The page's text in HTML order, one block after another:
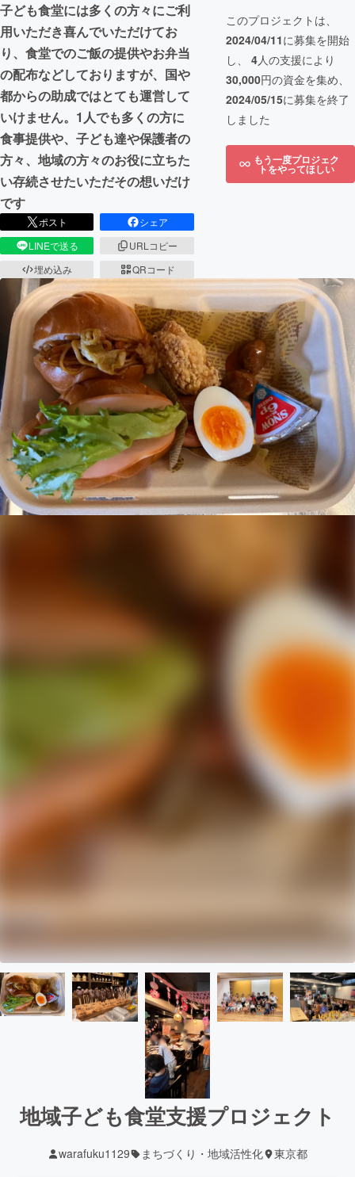
子ども食堂には多くの方々にご利
用いただき喜んでいただけてお
り、食堂でのご飯の提供やお弁当
の配布などしておりますが、国や
都からの助成ではとても運営して
いけません。1人でも多くの方に
食事提供や、子ども達や保護者の
方々、地域の方々のお役に立ちた
い存続させたいただその想いだけ
です
ポスト
シェア
LINEで送る
URLコピー
埋め込み
QRコード
このプロジェクトは、
2024/04/11に募集を開始
し、 4人の支援により
30,000円の資金を集め、
2024/05/15に募集を終了
しました
もう一度プロジェク
トをやってほしい
地域子ども食堂支援プロジェクト
warafuku1129 まちづくり・地域活性化 東京都